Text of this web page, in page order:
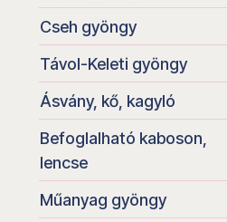
Cseh gyöngy
Távol-Keleti gyöngy
Ásvány, kő, kagyló
Befoglalható kaboson,
lencse
Műanyag gyöngy